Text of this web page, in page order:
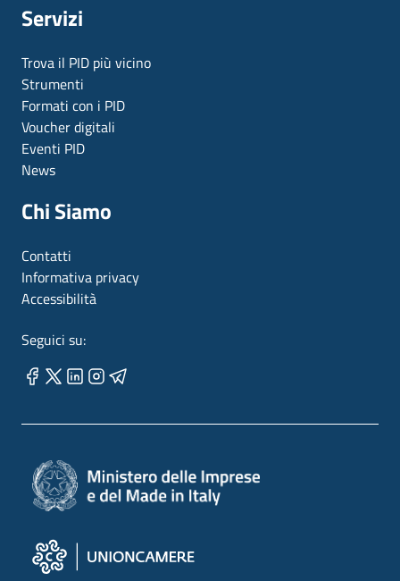
Servizi
Trova il PID più vicino
Strumenti
Formati con i PID
Voucher digitali
Eventi PID
News
Chi Siamo
Contatti
Informativa privacy
Accessibilità
Seguici su: